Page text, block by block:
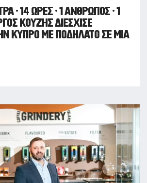
· 14 ΏΡΕΣ · 1 ΆΝΘΡΩΠΟΣ · 1
ΚΟΎΖΗΣ ΔΙΈΣΧΙΣΕ
ΚΎΠΡΟ ΜΕ ΠΟΔΉΛΑΤΟ ΣΕ ΜΊΑ